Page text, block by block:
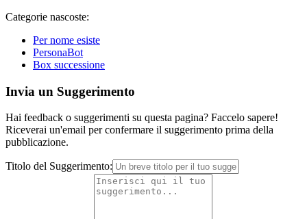
Categorie nascoste:
Per nome esiste
PersonaBot
Box successione
Invia un Suggerimento
Hai feedback o suggerimenti su questa pagina? Faccelo sapere!
Riceverai un'email per confermare il suggerimento prima della
pubblicazione.
Titolo del Suggerimento: